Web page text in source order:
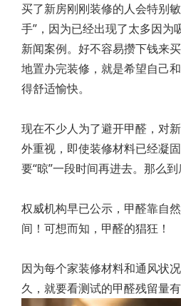
买了新房刚刚装修的人会特别
手”，因为已经出现了太多因为
新闻案例。好不容易攒下钱来
地置办完装修，就是希望自己
得舒适愉快。
现在不少人为了避开甲醛，对
外重视，即使装修材料已经凝
要“晾”一段时间再进去。那么到
权威机构早已公示，甲醛靠自
间！可想而知，甲醛的猖狂！
因为每个家装修材料和通风状
久，就要看测试的甲醛残留量有